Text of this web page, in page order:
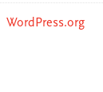
WordPress.org